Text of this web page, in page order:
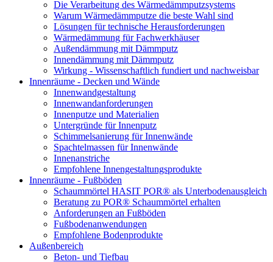
Die Verarbeitung des Wärmedämmputzsystems
Warum Wärmedämmputze die beste Wahl sind
Lösungen für technische Herausforderungen
Wärmedämmung für Fachwerkhäuser
Außendämmung mit Dämmputz
Innendämmung mit Dämmputz
Wirkung - Wissenschaftlich fundiert und nachweisbar
Innenräume - Decken und Wände
Innenwandgestaltung
Innenwandanforderungen
Innenputze und Materialien
Untergründe für Innenputz
Schimmelsanierung für Innenwände
Spachtelmassen für Innenwände
Innenanstriche
Empfohlene Innengestaltungsprodukte
Innenräume - Fußböden
Schaummörtel HASIT POR® als Unterbodenausgleich
Beratung zu POR® Schaummörtel erhalten
Anforderungen an Fußböden
Fußbodenanwendungen
Empfohlene Bodenprodukte
Außenbereich
Beton- und Tiefbau